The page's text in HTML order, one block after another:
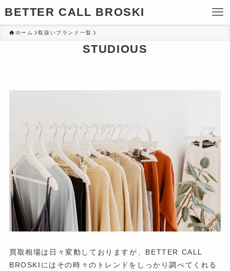
BETTER CALL BROSKI
ホーム 取扱いブランド一覧
STUDIOUS
買取相場は日々変動しておりますが、BETTER CALL
BROSKIにはその時々のトレンドをしっかり調べてくれる